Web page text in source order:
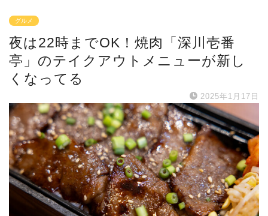
グルメ
夜は22時までOK！焼肉「深川壱番
亭」のテイクアウトメニューが新し
くなってる
2025年1月17日